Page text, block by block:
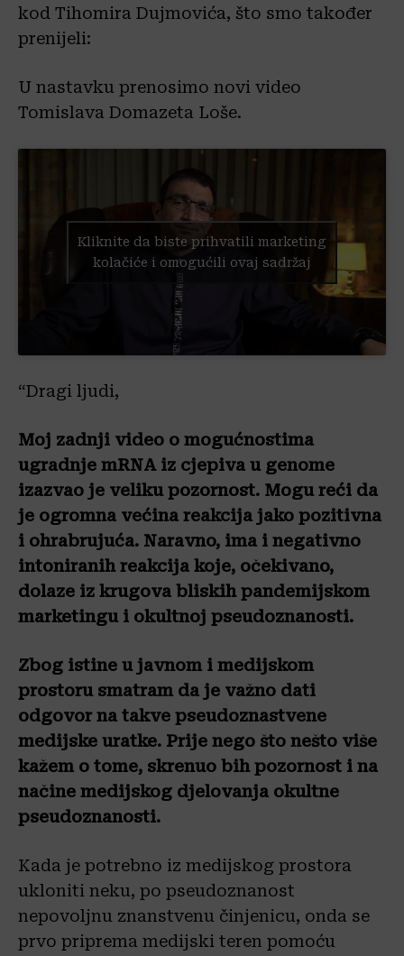
kod Tihomira Dujmovića, što smo također
prenijeli:
U nastavku prenosimo novi video
Tomislava Domazeta Loše.
Kliknite da biste prihvatili marketing
kolačiće i omogućili ovaj sadržaj
“Dragi ljudi,
Moj zadnji video o mogućnostima
ugradnje mRNA iz cjepiva u genome
izazvao je veliku pozornost. Mogu reći da
je ogromna većina reakcija jako pozitivna
i ohrabrujuća. Naravno, ima i negativno
intoniranih reakcija koje, očekivano,
dolaze iz krugova bliskih pandemijskom
marketingu i okultnoj pseudoznanosti.
Zbog istine u javnom i medijskom
prostoru smatram da je važno dati
odgovor na takve pseudoznastvene
medijske uratke. Prije nego što nešto više
kažem o tome, skrenuo bih pozornost i na
načine medijskog djelovanja okultne
pseudoznanosti.
Kada je potrebno iz medijskog prostora
ukloniti neku, po pseudoznanost
nepovoljnu znanstvenu činjenicu, onda se
prvo priprema medijski teren pomoću